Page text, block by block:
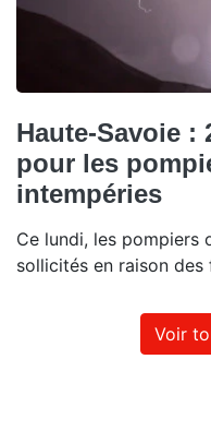
Haute-Savoie :
pour les
intempéries
Ce lundi, les pompiers
sollicités en raison
Voir